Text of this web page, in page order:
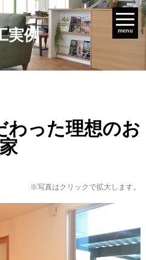
menu
実例
わった理想のお
家
※写真はクリックで拡大します。